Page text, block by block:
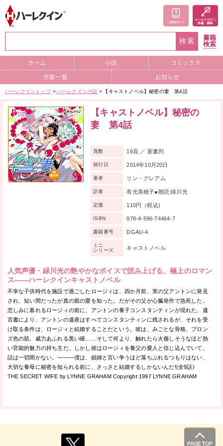
検索
書籍
検索
ホーム 小説 コミックス
作家一覧 お知らせ
ハーレクイントップ ハーレクイン小説 【キャストノベル】秘密の妻 第4話
【キャストノベル】秘密の
妻 第4話
人気声優・緑川光の艶やかなボイスで読み上げる、極上のロマン
ス——ハーレクインキャストノベル
不幸な子供時代を施設で過ごしたロージィは、四か月前、実の父アントンに発見
され、短い間だったが真の親の愛を知った。だがその父が心臓発作で急死した。
悲しみに暮れるロージィの前に、アントンの養子コンスタンティンが現れた。遺
言書により、アントンの遺産はすべてコンスタンティンに残されるが、それを受
け取る条件は、ロージィと結婚することだという。彼は、みごとな骨格、ブロン
ズ色の肌、威力あふれる黒い瞳……そして何より、触れたら火傷しそうなほど熱
い官能的魅力の持ち主だ。しかし彼はロージィを養父の愛人と信じ込んでいて、
話は一切聞かない。———僕は、娼婦と言い争うほど落ちぶれるつもりはない、
大切な養母に秘密を知られる前に、さっさと結婚するしかないんだ!(全9話)
THE SECRET WIFE by LYNNE GRAHAM Copyright 1997 LYNNE GRAHAM
頁数 16頁 ／ 新書判
発行日 2014年10月20日
著者 リン・グレアム
訳者 有光美穂子●朗読:緑川光
定価 110円（税込)
ISBN 978-4-596-74464-7
書籍番号 DGAU-4
ミニ
シリーズ
キャストノベル